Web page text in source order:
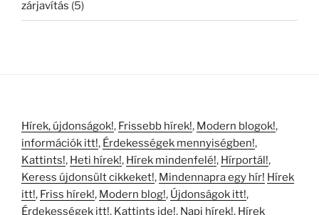
zárjavítás (5)
Hírek, újdonságok!, Frissebb hírek!, Modern blogok!,
információk itt!, Érdekességek mennyiségben!,
Kattints!, Heti hírek!, Hírek mindenfelé!, Hírportál!,
Keress újdonsült cikkeket!, Mindennapra egy hír! Hírek
itt!, Friss hírek!, Modern blog!, Újdonságok itt!,
Érdekességek itt!, Kattints ide!, Napi hírek!, Hírek